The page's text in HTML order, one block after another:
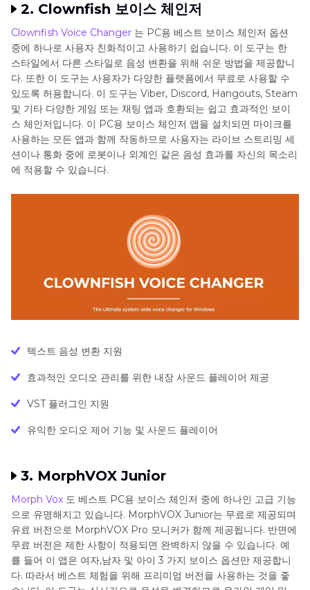
2. Clownfish 보이스 체인저
Clownfish Voice Changer 는 PC용 베스트 보이스 체인저 옵션
중에 하나로 사용자 친화적이고 사용하기 쉽습니다. 이 도구는 한
스타일에서 다른 스타일로 음성 변환을 위해 쉬운 방법을 제공합니
다. 또한 이 도구는 사용자가 다양한 플랫폼에서 무료로 사용할 수
있도록 허용합니다. 이 도구는 Viber, Discord, Hangouts, Steam
및 기타 다양한 게임 또는 채팅 앱과 호환되는 쉽고 효과적인 보이
스 체인저입니다. 이 PC용 보이스 체인저 앱을 설치되면 마이크를
사용하는 모든 앱과 함께 작동하므로 사용자는 라이브 스트리밍 세
션이나 통화 중에 로봇이나 외계인 같은 음성 효과를 자신의 목소리
에 적용할 수 있습니다.
텍스트 음성 변환 지원
효과적인 오디오 관리를 위한 내장 사운드 플레이어 제공
VST 플러그인 지원
유익한 오디오 제어 기능 및 사운드 플레이어
3. MorphVOX Junior
Morph Vox 도 베스트 PC용 보이스 체인저 중에 하나인 고급 기능
으로 유명해지고 있습니다. MorphVOX Junior는 무료로 제공되며
유료 버전으로 MorphVOX Pro 모니커가 함께 제공됩니다. 반면에
무료 버전은 제한 사항이 적용되면 완벽하지 않을 수 있습니다. 예
를 들어 이 앱은 여자,남자 및 아이 3 가지 보이스 옵션만 제공합니
다. 따라서 베스트 체험을 위해 프리미엄 버전을 사용하는 것을 좋